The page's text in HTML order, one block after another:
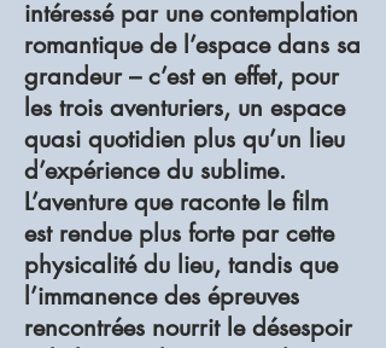
intéressé par une contemplation
romantique de l’espace dans sa
grandeur – c’est en effet, pour
les trois aventuriers, un espace
quasi quotidien plus qu’un lieu
d’expérience du sublime.
L’aventure que raconte le film
est rendue plus forte par cette
physicalité du lieu, tandis que
l’immanence des épreuves
rencontrées nourrit le désespoir